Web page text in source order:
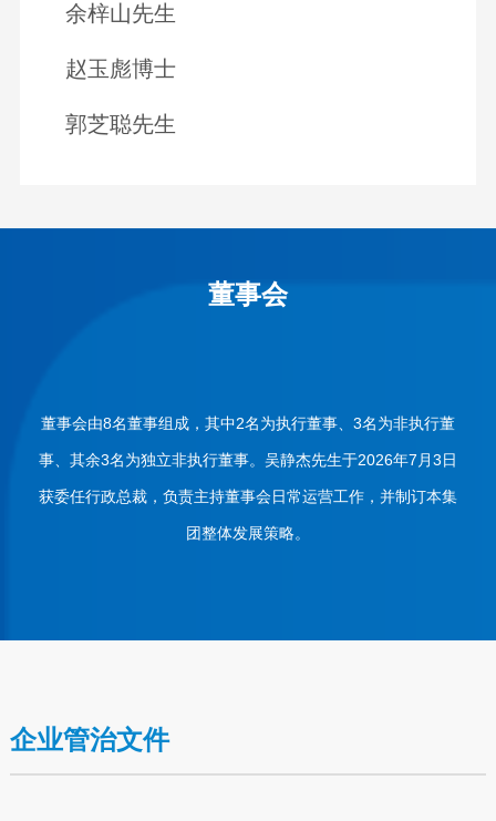
余梓山先生
赵玉彪博士
郭芝聪先生
董事会
董事会由8名董事组成，其中2名为执行董事、3名为非执行董
事、其余3名为独立非执行董事。吴静杰先生于2026年7月3日
获委任行政总裁，负责主持董事会日常运营工作，并制订本集
团整体发展策略。
企业管治文件